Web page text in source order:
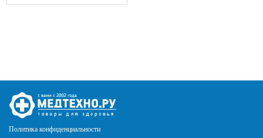
Политика конфиденциальности